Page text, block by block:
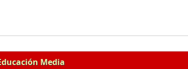
Media